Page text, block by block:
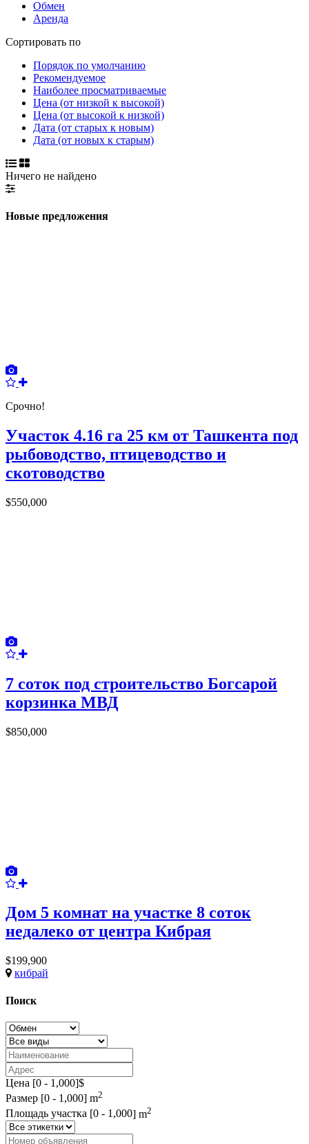
Обмен
Аренда
Сортировать по
Порядок по умолчанию
Рекомендуемое
Наиболее просматриваемые
Цена (от низкой к высокой)
Цена (от высокой к низкой)
Дата (от старых к новым)
Дата (от новых к старым)
Ничего не найдено
Новые предложения
Срочно!
Участок 4.16 га 25 км от Ташкента под
рыбоводство, птицеводство и
скотоводство
$550,000
7 соток под строительство Богсарой
корзинка МВД
$850,000
Дом 5 комнат на участке 8 соток
недалеко от центра Кибрая
$199,900
кибрай
Поиск
Цена [0 - 1,000]$
Размер [0 - 1,000] m2
Площадь участка [0 - 1,000] m2